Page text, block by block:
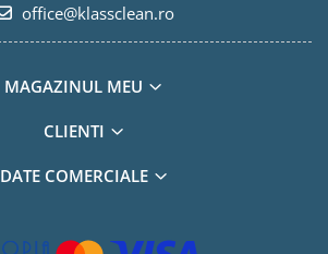
office@klassclean.ro
MAGAZINUL MEU
CLIENTI
DATE COMERCIALE